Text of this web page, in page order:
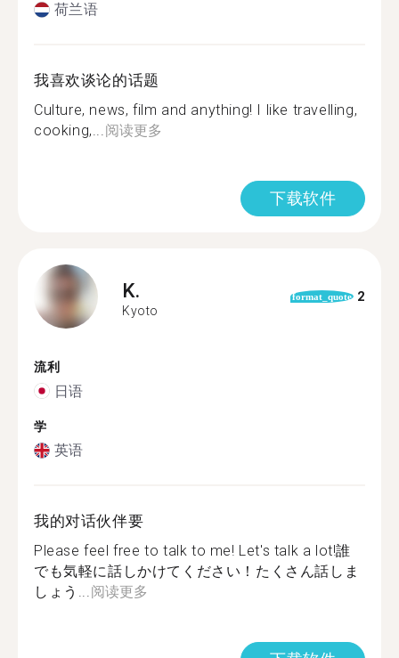
荷兰语
我喜欢谈论的话题
Culture, news, film and anything! I like travelling,
cooking,...阅读更多
下载软件
K.
Kyoto
format_quote 2
流利
日语
学
英语
我的对话伙伴要
Please feel free to talk to me! Let's talk a lot!誰
でも気軽に話しかけてください！たくさん話しま
しょう...阅读更多